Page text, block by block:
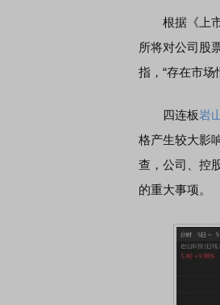
根据《上市
所将对公司股
指，“存在市场
四连板岩
格产生较大影
查，公司、控
的重大事项。